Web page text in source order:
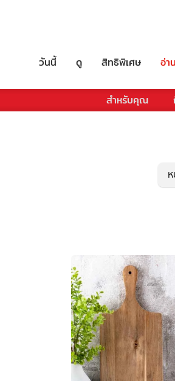
วันนี้ ดู สิทธิพิเศษ อ่าน
สำหรับคุณ